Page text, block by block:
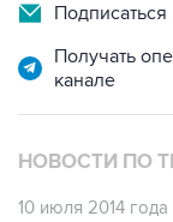
Подписаться
Получать
канале
НОВОСТИ ПО
10 июля 2014 года